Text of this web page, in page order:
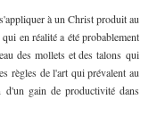
à un Christ produit au
en réalité a été probablement
des mollets et des talons qui
règles de l'art qui prévalent au
gain de productivité dans